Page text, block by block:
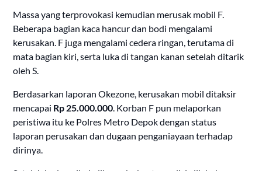
Massa yang terprovokasi kemudian merusak mobil F.
Beberapa bagian kaca hancur dan bodi mengalami
kerusakan. F juga mengalami cedera ringan, terutama di
mata bagian kiri, serta luka di tangan kanan setelah ditarik
oleh S.
Berdasarkan laporan Okezone, kerusakan mobil ditaksir
mencapai Rp 25.000.000 . Korban F pun melaporkan
peristiwa itu ke Polres Metro Depok dengan status
laporan perusakan dan dugaan penganiayaan terhadap
dirinya.